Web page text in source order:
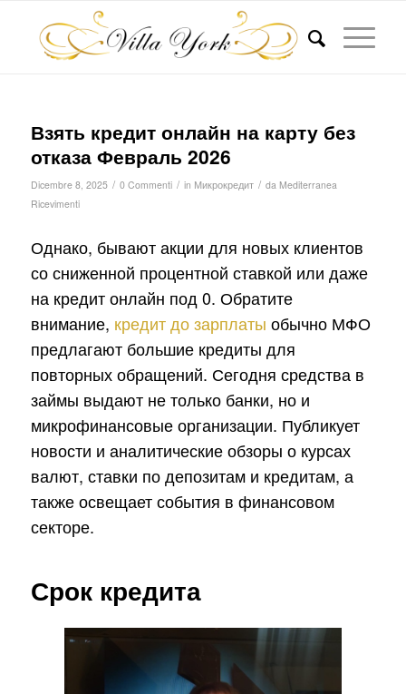
Взять кредит онлайн на карту без
отказа Февраль 2026
Dicembre 8, 2025 / 0 Commenti / in Микрокредит / da Mediterranea
Ricevimenti
Однако, бывают акции для новых клиентов
со сниженной процентной ставкой или даже
на кредит онлайн под 0. Обратите
внимание, кредит до зарплаты обычно МФО
предлагают большие кредиты для
повторных обращений. Сегодня средства в
займы выдают не только банки, но и
микрофинансовые организации. Публикует
новости и аналитические обзоры о курсах
валют, ставки по депозитам и кредитам, а
также освещает события в финансовом
секторе.
Срок кредита